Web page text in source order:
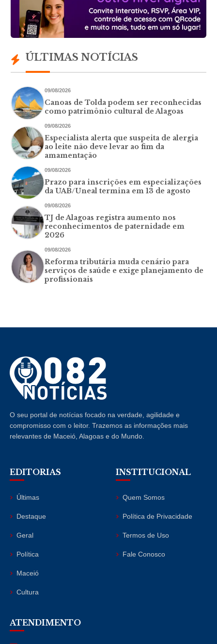
ÚLTIMAS NOTÍCIAS
09/08/2026
Canoas de Tolda podem ser reconhecidas
como patrimônio cultural de Alagoas
09/08/2026
Especialista alerta que suspeita de alergia
ao leite não deve levar ao fim da
amamentação
09/08/2026
Prazo para inscrições em especializações
da UAB/Uneal termina em 13 de agosto
09/08/2026
TJ de Alagoas registra aumento nos
reconhecimentos de paternidade em
2026
09/08/2026
Reforma tributária muda cenário para
serviços de saúde e exige planejamento de
profissionais
O seu portal de notícias focado na verdade, agilidade e
compromisso com o leitor. Trazemos as informações mais
relevantes de Maceió, Alagoas e do Mundo.
EDITORIAS
Últimas
Destaque
Geral
Política
Maceió
Cultura
INSTITUCIONAL
Quem Somos
Política de Privacidade
Termos de Uso
Fale Conosco
ATENDIMENTO